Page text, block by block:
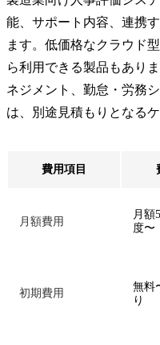
能、サポート内容、連携
ます。低価格なクラウド
ら利用できる製品もあり
ネジメント、勤怠・労務
は、別途見積もりとなる
費用項目
月額費用
月額
度〜
初期費用
無料
り